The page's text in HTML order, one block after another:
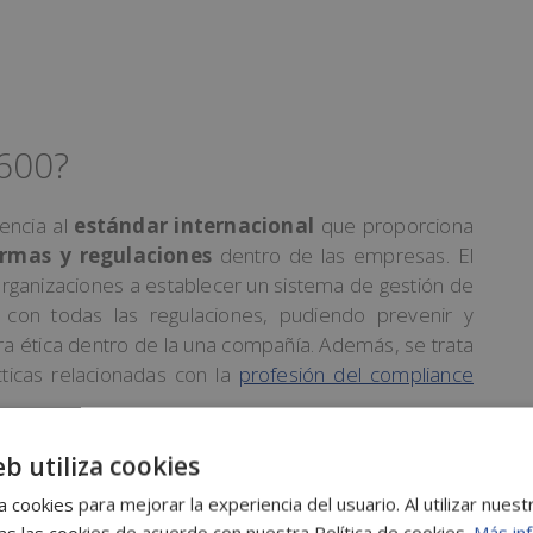
al estándar internacional que proporciona
y regulaciones dentro de las empresas. El
a establecer un sistema de gestión de
todas las regulaciones, pudiendo prevenir y
ética dentro de la una compañía. Además, se trata
relacionadas con la profesión del compliance
y las pautas para
del cumplimiento interno de una organización.
utiliza cookies
cookies para mejorar la experiencia del usuario. Al utilizar